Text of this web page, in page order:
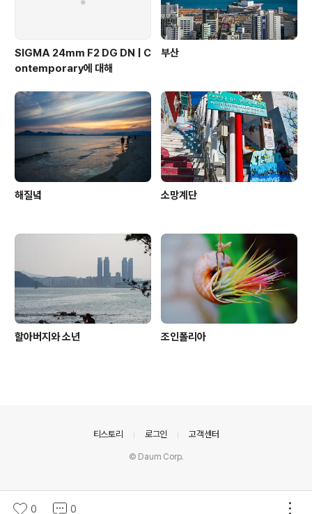
SIGMA 24mm F2 DG DN | C
ontemporary에 대해
부산
해질녘 소망계단
할아버지와 소년 조인폴리아
0 0
티스토리 로그인 고객센터
© Daum Corp.